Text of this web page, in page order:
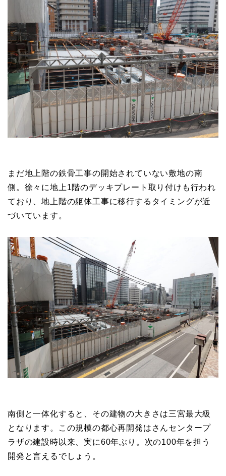
まだ地上階の鉄骨工事の開始されていない敷地の南
側。徐々に地上1階のデッキプレート取り付けも行われ
ており、地上階の躯体工事に移行するタイミングが近
づいています。
南側と一体化すると、その建物の大きさは三宮最大級
となります。この規模の都心再開発はさんセンタープ
ラザの建設時以来、実に60年ぶり。次の100年を担う
開発と言えるでしょう。